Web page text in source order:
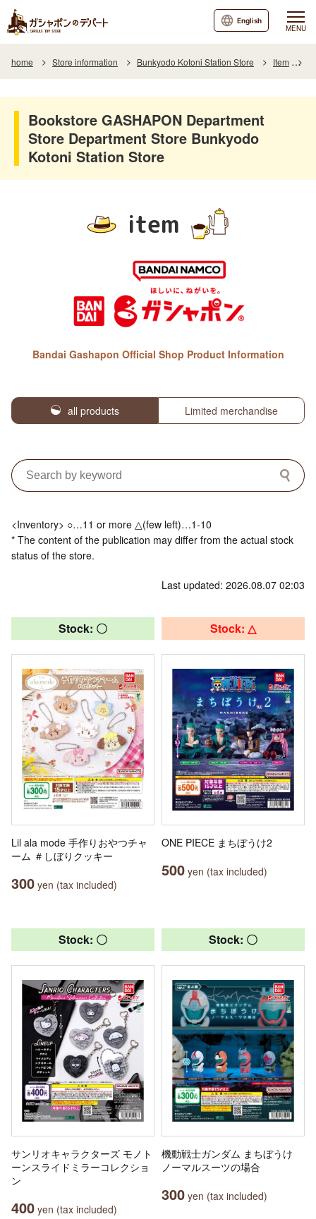
MENU
English
home Store information Bunkyodo Kotoni Station Store Item
Bookstore GASHAPON Department
Store Department Store Bunkyodo
Kotoni Station Store
item
Bandai Gashapon Official Shop Product Information
all products Limited merchandise
<Inventory> ○…11 or more △(few left)…1-10
* The content of the publication may differ from the actual stock
status of the store.
Last updated: 2026.08.07 02:03
Stock: 〇
Lil ala mode 手作りおやつチャ
ーム ＃しぼりクッキー
300 yen (tax included)
Stock: △
ONE PIECE まちぼうけ2
500 yen (tax included)
Stock: 〇
サンリオキャラクターズ モノト
ーンスライドミラーコレクショ
ン
400 yen (tax included)
Stock: 〇
機動戦士ガンダム まちぼうけ
ノーマルスーツの場合
300 yen (tax included)